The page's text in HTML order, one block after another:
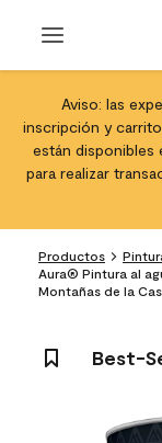
Aviso: las
inscripción y
están disponibles
para realizar
Productos
Aura® Pintura al
Montañas de la
Best-